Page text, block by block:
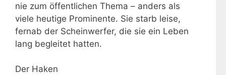
nie zum öffentlichen Thema – anders als
viele heutige Prominente. Sie starb leise,
fernab der Scheinwerfer, die sie ein Leben
lang begleitet hatten.
Der Haken